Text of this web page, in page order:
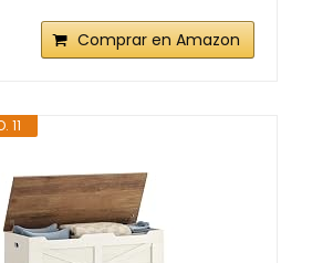
Comprar en Amazon
11